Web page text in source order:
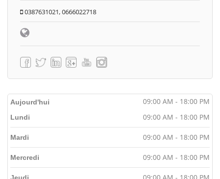
0387631021, 0666022718
Aujourd'hui 09:00 AM - 18:00 PM
Lundi 09:00 AM - 18:00 PM
Mardi 09:00 AM - 18:00 PM
Mercredi 09:00 AM - 18:00 PM
Jeudi 09:00 AM - 18:00 PM